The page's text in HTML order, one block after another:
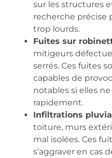
sur les structures
recherche précise
trop lourds.
Fuites sur
mitigeurs
serrés. Ces fuites
capables de
notables si elles
rapidement.
Infiltrations
toiture, murs
mal isolées. Ces
s’aggraver en cas